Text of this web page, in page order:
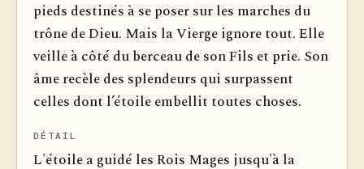
pieds destinés à se poser sur les marches du
trône de Dieu. Mais la Vierge ignore tout. Elle
veille à côté du berceau de son Fils et prie. Son
âme recèle des splendeurs qui surpassent
celles dont l’étoile embellit toutes choses.
DÉTAIL
L'étoile a guidé les Rois Mages jusqu'à la